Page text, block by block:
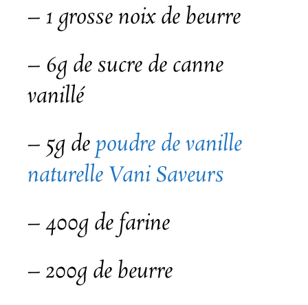
– 1 grosse noix de beurre
– 6g de sucre de canne
vanillé
– 5g depoudre de vanille
naturelle Vani Saveurs
– 400g de farine
– 200g de beurre